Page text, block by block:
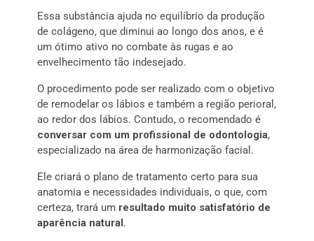
Essa substância ajuda no equilíbrio da produção
de colágeno, que diminui ao longo dos anos, e é
um ótimo ativo no combate às rugas e ao
envelhecimento tão indesejado.
O procedimento pode ser realizado com o objetivo
de remodelar os lábios e também a região perioral,
ao redor dos lábios. Contudo, o recomendado é
conversar com um profissional de odontologia,
especializado na área de harmonização facial.
Ele criará o plano de tratamento certo para sua
anatomia e necessidades individuais, o que, com
certeza, trará um resultado muito satisfatório de
aparência natural .